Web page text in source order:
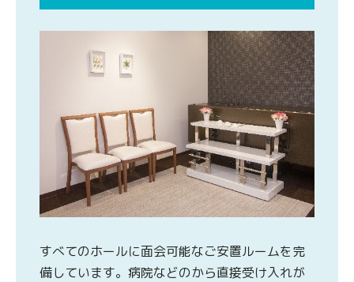
すべてのホールに面会可能なご安置ルームを完
備しています。病院などのから直接受け入れが